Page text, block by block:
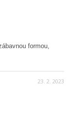
formou,
23. 2. 2023